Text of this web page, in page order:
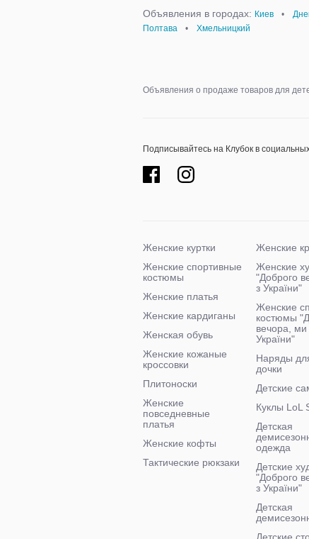
Объявления в городах: Киев •
Полтава
• Хмельницкий
Объявления о продаже товаров для
Подписывайтесь на Клубок в
Женские куртки
Женские спортивные
костюмы
Женские платья
Женские кардиганы
Женская обувь
Женские кожаные
кроссовки
Плитоноски
Женские
повседневные
платья
Женские кофты
Тактические рюкзаки
Женские
Женские
"Доброго
з України"
Женские
костюмы
вечора, ми
України"
Наряды
дочки
Детские
Куклы LoL
Детская
одежда
Детские
"Доброго
з України"
Детская
Детские